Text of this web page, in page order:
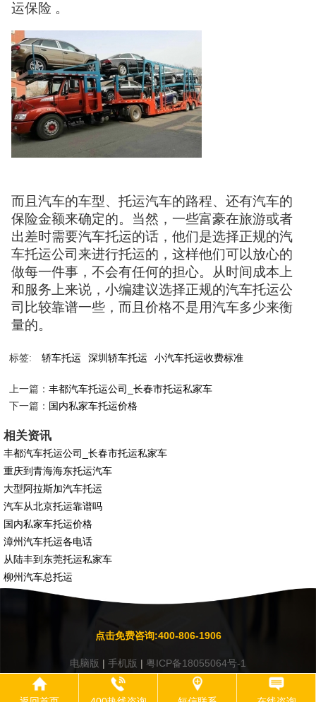
运保险 。
而且汽车的车型、托运汽车的路程、还有汽车的
保险金额来确定的。当然，一些富豪在旅游或者
出差时需要汽车托运的话，他们是选择正规的汽
车托运公司来进行托运的，这样他们可以放心的
做每一件事，不会有任何的担心。从时间成本上
和服务上来说，小编建议选择正规的汽车托运公
司比较靠谱一些，而且价格不是用汽车多少来衡
量的。
标签: 轿车托运 深圳轿车托运 小汽车托运收费标准
上一篇：丰都汽车托运公司_长春市托运私家车
下一篇： 国内私家车托运价格
相关资讯
丰都汽车托运公司_长春市托运私家车
重庆到青海海东托运汽车
大型阿拉斯加汽车托运
汽车从北京托运靠谱吗
国内私家车托运价格
漳州汽车托运各电话
从陆丰到东莞托运私家车
柳州汽车总托运
点击免费咨询:400-806-1906
电脑版 | 手机版 | 粤ICP备18055064号-1